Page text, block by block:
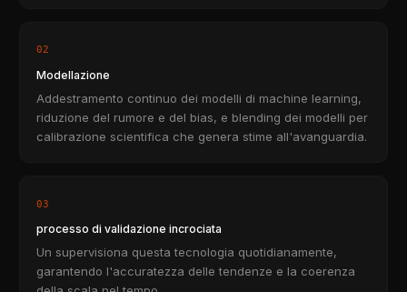
02
Modellazione
Addestramento continuo dei modelli di machine learning,
riduzione del rumore e del bias, e blending dei modelli per
calibrazione scientifica che genera stime all'avanguardia.
03
processo di validazione incrociata
Un supervisiona questa tecnologia quotidianamente,
garantendo l'accuratezza delle tendenze e la coerenza